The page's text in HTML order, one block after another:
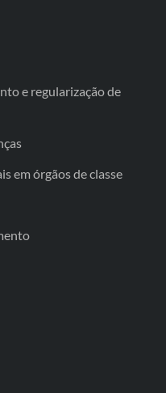
e regularização de
em órgãos de classe